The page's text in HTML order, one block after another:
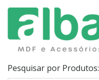
Pesquisar por Produtos: